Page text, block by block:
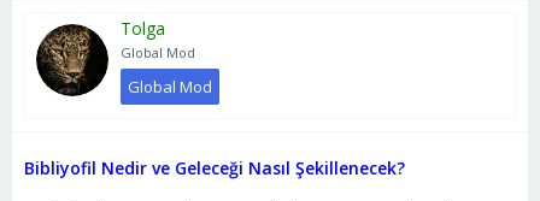
y
u
b
a
a
t
a
n
g
r
Tolga
Global Mod
Global Mod
Bibliyofil Nedir ve Geleceği Nasıl Şekillenecek?